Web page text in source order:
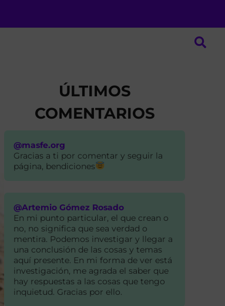
ÚLTIMOS
COMENTARIOS
@masfe.org
Gracias a ti por comentar y seguir la
página, bendiciones
@Artemio Gómez Rosado
En mi punto particular, el que crean o
no, no significa que sea verdad o
mentira. Podemos investigar y llegar a
una conclusión de las cosas y temas
aquí presente. En mi forma de ver está
investigación, me agrada el saber que
hay respuestas a las cosas que tengo
inquietud. Gracias por ello.